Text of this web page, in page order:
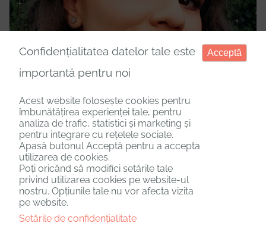
Romina Ciobanu
Doula postpartum
Sunt Romina Ciobanu, mama a doi copiii minunati,
Confidențialitatea datelor tale este
importantă pentru noi
Acest website folosește cookies pentru
îmbunătățirea experienței tale, pentru
analiza de trafic, statistici și marketing și
pentru integrare cu rețelele sociale.
Apasă butonul Acceptă pentru a accepta
utilizarea de cookies.
Poți oricând să modifici setările tale
privind utilizarea cookies pe website-ul
nostru. Opțiunile tale nu vor afecta vizita
pe website.
Setările de confidențialitate
Acceptă